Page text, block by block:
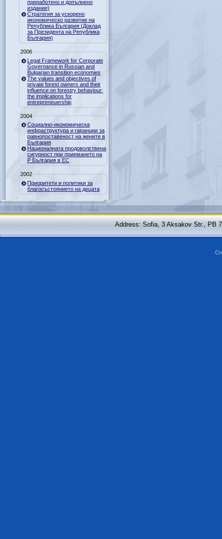
преработено и допълнено
издание)
Стратегия за ускорено
икономическо развитие на
Република България (Доклад
за Президента на Република
България)
2006
Legal Framework for Corporate
Governance in Russian and
Bulgarian transition economies
The values and objectives of
private forest owners and their
influence on forestry behaviour:
the implications for
entrepreneuership
2004
Социално-икономическа
инфраструктура и гаранции за
равнопоставеност на жените в
България
Националната продоволствена
сигурност при приемането на
Р България в ЕС
2002
Приоритети и политики за
благосъстоянието на децата
Address: Sofia, 3 Aksakov Str., PB